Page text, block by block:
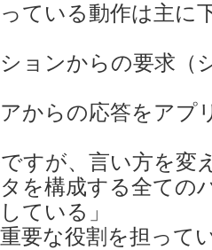
ている動作は主に
ョンからの要求（
アからの応答をアプ
すが、言い方を変
タを構成する全ての
ている」
要な役割を担って